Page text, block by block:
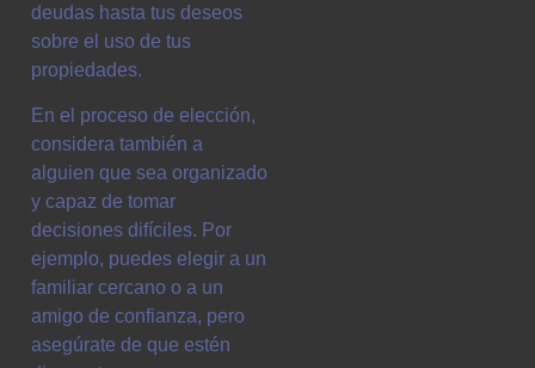
deudas hasta tus deseos
sobre el uso de tus
propiedades.
En el proceso de elección,
considera también a
alguien que sea organizado
y capaz de tomar
decisiones difíciles. Por
ejemplo, puedes elegir a un
familiar cercano o a un
amigo de confianza, pero
asegúrate de que estén